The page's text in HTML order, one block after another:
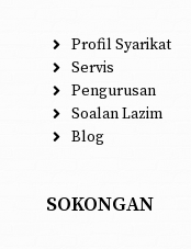
Profil Syarikat
Servis
Pengurusan
Soalan Lazim
Blog
SOKONGAN